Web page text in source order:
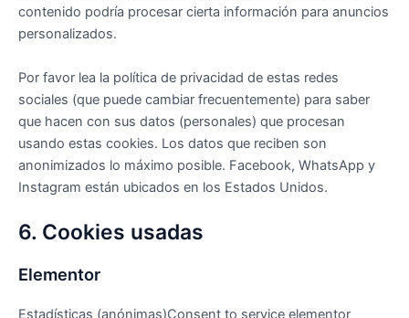
contenido podría procesar cierta información para anuncios
personalizados.
Por favor lea la política de privacidad de estas redes
sociales (que puede cambiar frecuentemente) para saber
que hacen con sus datos (personales) que procesan
usando estas cookies. Los datos que reciben son
anonimizados lo máximo posible. Facebook, WhatsApp y
Instagram están ubicados en los Estados Unidos.
6. Cookies usadas
Elementor
Estadísticas (anónimas)Consent to service elementor